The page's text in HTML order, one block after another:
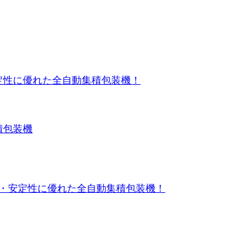
に優れた全⾃動集積包装機！
包装機
安定性に優れた全⾃動集積包装機！